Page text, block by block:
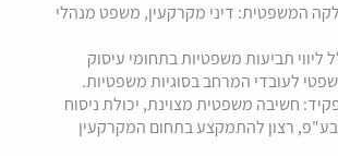
המשפטית: דיני מקרקעין, משפט מנהלי
תביעות משפטיות בתחומי עיסוק
לעובדי המרחב בסוגיות משפטיות.
חשיבה משפטית מצוינת, יכולת ניסוח
בע"פ, רצון להתמקצע בתחום המקרקעין